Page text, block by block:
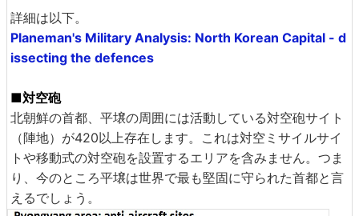
詳細は以下。
Planeman's Military Analysis: North Korean Capital - d
issecting the defences
■対空砲
北朝鮮の首都、平壌の周囲には活動している対空砲サイト
（陣地）が420以上存在します。これは対空ミサイルサイ
トや移動式の対空砲を設置するエリアを含みません。つま
り、今のところ平壌は世界で最も堅固に守られた首都と言
えるでしょう。